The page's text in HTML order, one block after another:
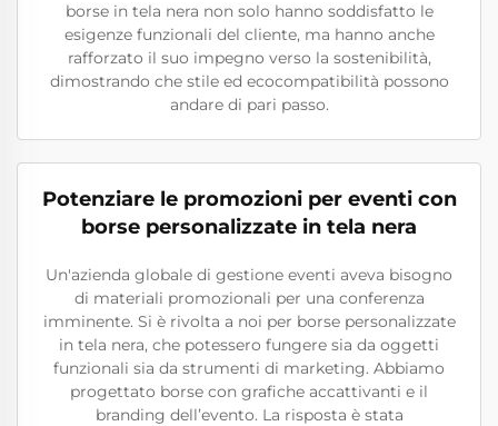
borse in tela nera non solo hanno soddisfatto le
esigenze funzionali del cliente, ma hanno anche
rafforzato il suo impegno verso la sostenibilità,
dimostrando che stile ed ecocompatibilità possono
andare di pari passo.
Potenziare le promozioni per eventi con
borse personalizzate in tela nera
Un'azienda globale di gestione eventi aveva bisogno
di materiali promozionali per una conferenza
imminente. Si è rivolta a noi per borse personalizzate
in tela nera, che potessero fungere sia da oggetti
funzionali sia da strumenti di marketing. Abbiamo
progettato borse con grafiche accattivanti e il
branding dell’evento. La risposta è stata